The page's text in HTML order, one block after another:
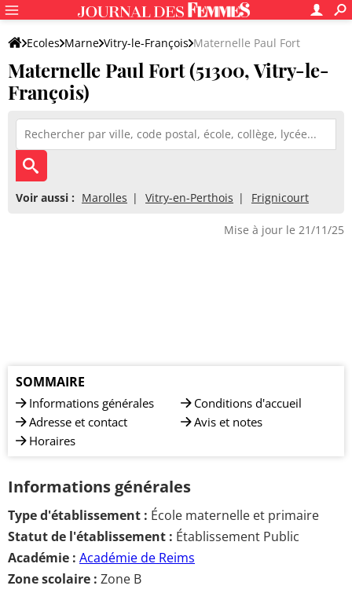
Ecoles Marne Vitry-le-François Maternelle Paul Fort
Maternelle Paul Fort (51300, Vitry-le-
François)
Voir aussi : Marolles Vitry-en-Perthois Frignicourt
Mise à jour le 21/11/25
SOMMAIRE
Informations générales
Adresse et contact
Horaires
Conditions d'accueil
Avis et notes
Informations générales
Type d'établissement : École maternelle et primaire
Statut de l'établissement : Établissement Public
Académie : Académie de Reims
Zone scolaire : Zone B